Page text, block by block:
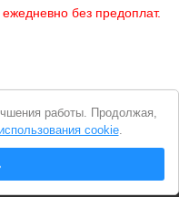
без предоплат.
справочный характер и не
работы. Продолжая,
cookie.